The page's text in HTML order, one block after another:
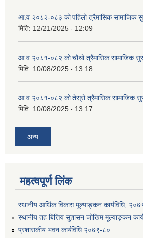
आ.व २०८२-०८३ को पहिलो त्रैमासिक सामाजिक
मिति: 12/21/2025 - 12:09
आ.व २०८१-०८२ को चौथो त्रैंमासिक सामाजिक
मिति: 10/08/2025 - 13:18
आ.व २०८१-०८२ को तेस्रो त्रैंमासिक सामाजिक
मिति: 10/08/2025 - 13:17
अन्य
महत्वपूर्ण लिंक
स्थानीय आर्थिक विकास मूल्याङ्कन कार्यविधि,
स्थानीय तह बित्तिय सुशासन जोखिम मूल्याङ्कन
प्रशासकीय भवन कार्यविधि २०७९-८०